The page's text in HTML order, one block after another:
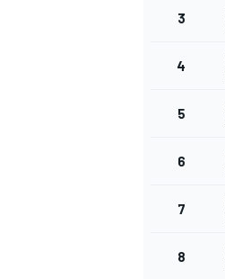
3
4
5
6
7
8